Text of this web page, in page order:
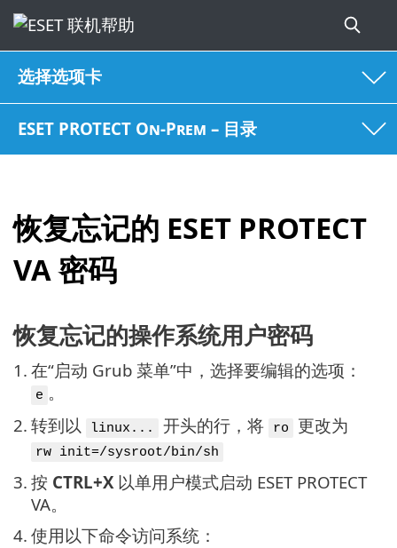
选择选项卡
ESET PROTECT On-Prem – 目录
恢复忘记的 ESET PROTECT
VA 密码
恢复忘记的操作系统用户密码
1. 在“启动 Grub 菜单”中，选择要编辑的选项：
e 。
2. 转到以 linux... 开头的行，将 ro 更改为
rw init=/sysroot/bin/sh
3. 按 CTRL+X 以单用户模式启动 ESET PROTECT
VA。
4. 使用以下命令访问系统：